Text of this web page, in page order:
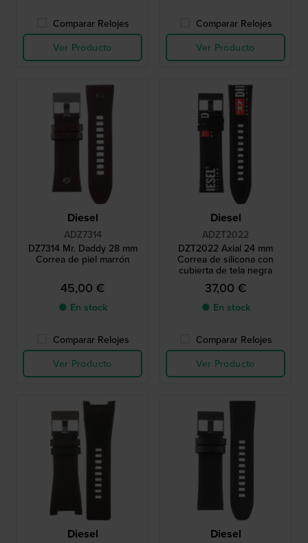
Comparar Relojes
Ver Producto
Comparar Relojes
Ver Producto
Diesel
ADZ7314
DZ7314 Mr. Daddy 28 mm
Correa de piel marrón
45,00 €
● En stock
Comparar Relojes
Ver Producto
Diesel
ADZT2022
DZT2022 Axial 24 mm
Correa de silicona con
cubierta de tela negra
37,00 €
● En stock
Comparar Relojes
Ver Producto
Diesel Diesel